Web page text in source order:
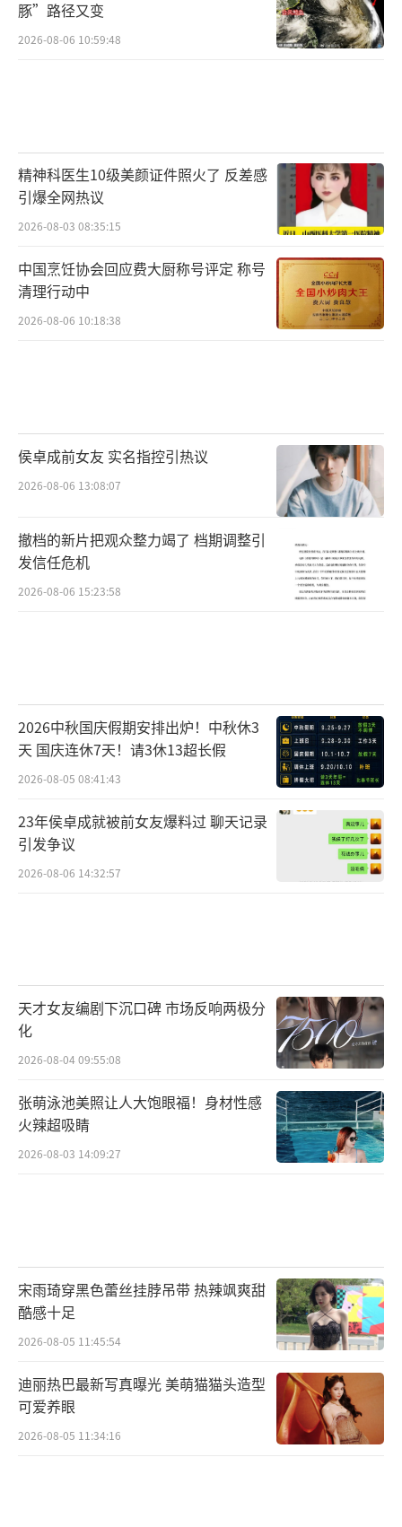
可以在医生的指导下服用一些中成药，如
需要注意的是，对于一些患有疾病的人
群，如风湿病、糖尿病等，在除湿气时需要特
别注意，应该在医生的指导下进行。同时，夏
豚”路径又变
2026-08-06 10:59:48
精神科医生10级美颜证件照火了 反差感
引爆全网热议
2026-08-03 08:35:15
中国烹饪协会回应费大厨称号评定 称号
清理行动中
2026-08-06 10:18:38
侯卓成前女友 实名指控引热议
2026-08-06 13:08:07
撤档的新片把观众整力竭了 档期调整引
发信任危机
2026-08-06 15:23:58
2026中秋国庆假期安排出炉！中秋休3
天 国庆连休7天！请3休13超长假
2026-08-05 08:41:43
23年侯卓成就被前女友爆料过 聊天记录
引发争议
2026-08-06 14:32:57
天才女友编剧下沉口碑 市场反响两极分
化
2026-08-04 09:55:08
张萌泳池美照让人大饱眼福！身材性感
火辣超吸睛
2026-08-03 14:09:27
宋雨琦穿黑色蕾丝挂脖吊带 热辣飒爽甜
酷感十足
2026-08-05 11:45:54
迪丽热巴最新写真曝光 美萌猫猫头造型
可爱养眼
2026-08-05 11:34:16